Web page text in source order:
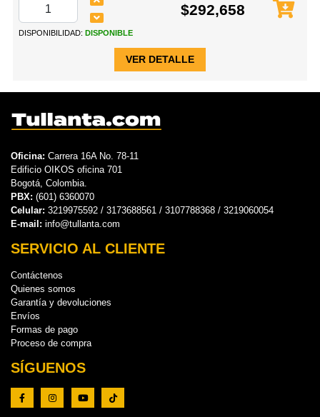
$292,658
DISPONIBILIDAD: DISPONIBLE
VER DETALLE
Oficina: Carrera 16A No. 78-11
Edificio OIKOS oficina 701
Bogotá, Colombia.
PBX: (601) 6360070
Celular: 3219975592 / 3173688561 / 3107788368 / 3219060054
E-mail: info@tullanta.com
SERVICIO AL CLIENTE
Contáctenos
Quienes somos
Garantía y devoluciones
Envíos
Formas de pago
Proceso de compra
SÍGUENOS